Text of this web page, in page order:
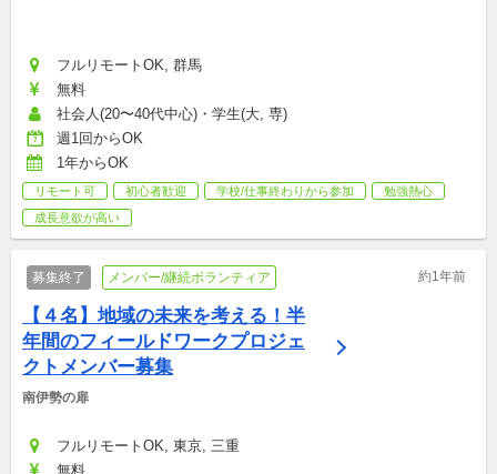
フルリモートOK, 群馬
無料
社会人(20〜40代中心)・学生(大, 専)
週1回からOK
1年からOK
リモート可 初心者歓迎 学校/仕事終わりから参加
勉強熱心
成長意欲が高い
募集終了 メンバー/継続ボランティア 約1年前
【４名】地域の未来を考える！半
年間のフィールドワークプロジェ
クトメンバー募集
南伊勢の扉
フルリモートOK, 東京, 三重
無料